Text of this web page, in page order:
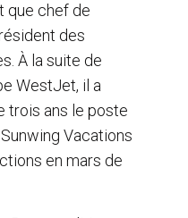
que chef de
des
À la suite de
WestJet, il a
trois ans le poste
Vacations
en mars de